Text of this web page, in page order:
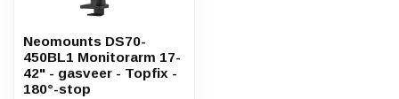
Neomounts DS70-
450BL1 Monitorarm 17-
42" - gasveer - Topfix -
180°-stop